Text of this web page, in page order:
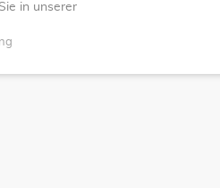
in unserer